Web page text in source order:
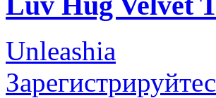
Unleashia